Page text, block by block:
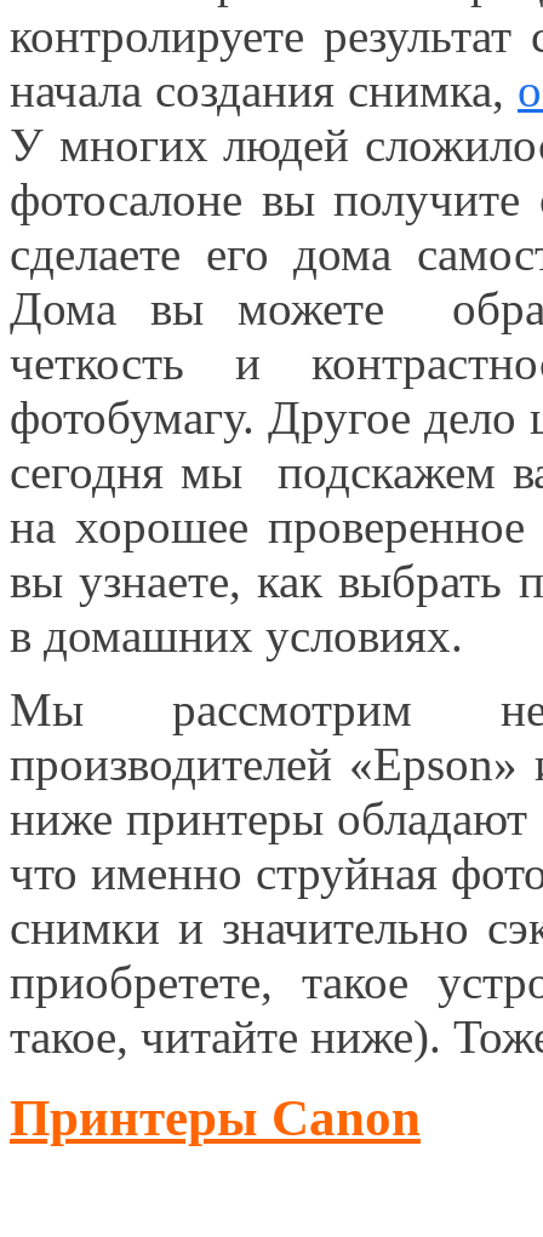
контролируете
начала создания снимка,
У многих людей
фотосалоне вы
сделаете его дома
Дома вы можете
четкость и
фотобумагу. Другое дело
сегодня мы подскажем
на хорошее проверенное
вы узнаете, как выбрать
в домашних условиях.
Мы рассмотрим
производителей
ниже принтеры обладают
что именно струйная
снимки и значительно
приобретете, такое
такое, читайте ниже).
Принтеры Canon